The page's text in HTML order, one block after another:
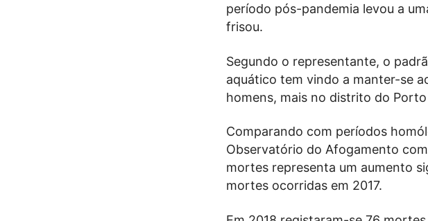
período pós-pandemia levou a
frisou.
Segundo o representante, o
aquático tem vindo a manter-se
homens, mais no distrito do Porto
Comparando com períodos
Observatório do Afogamento
mortes representa um aumento
mortes ocorridas em 2017.